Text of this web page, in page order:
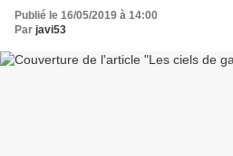
Publié le 16/05/2019 à 14:00
Par javi53